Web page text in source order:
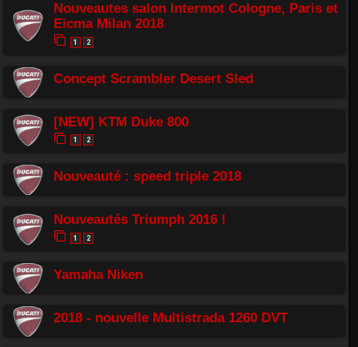
Nouveautes salon Intermot Cologne, Paris et
Eicma Milan 2018
1 2
Concept Scrambler Desert Sled
[NEW] KTM Duke 800
1 2
Nouveauté : speed triple 2018
Nouveautés Triumph 2016 !
1 2
Yamaha Niken
2018 - nouvelle Multistrada 1260 DVT